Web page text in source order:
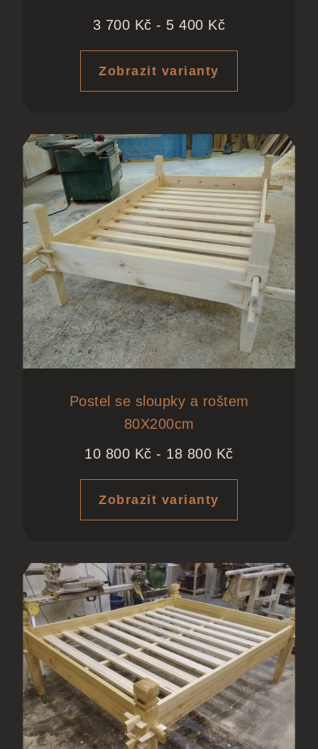
3 700 Kč - 5 400 Kč
Zobrazit varianty
Postel se sloupky a roštem
80X200cm
10 800 Kč - 18 800 Kč
Zobrazit varianty